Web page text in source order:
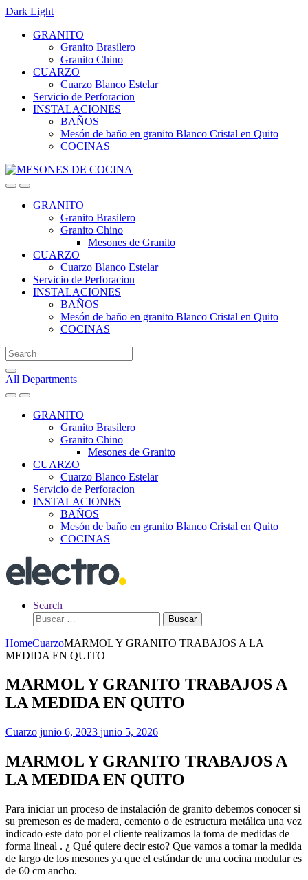
Dark Light
Skip
navigation
Skip
GRANITO
Granito Brasilero
Granito Chino
CUARZO
Cuarzo Blanco Estelar
Servicio de Perforacion
INSTALACIONES
BAÑOS
Mesón de baño en granito Blanco Cristal en Quito
COCINAS
GRANITO
Granito Brasilero
Granito Chino
Mesones de Granito
CUARZO
Cuarzo Blanco Estelar
Servicio de Perforacion
INSTALACIONES
BAÑOS
Mesón de baño en granito Blanco Cristal en Quito
COCINAS
Search
for:
All Departments
GRANITO
Granito Brasilero
Granito Chino
Mesones de Granito
CUARZO
Cuarzo Blanco Estelar
Servicio de Perforacion
INSTALACIONES
BAÑOS
Mesón de baño en granito Blanco Cristal en Quito
COCINAS
Search
Buscar:
HomeCuarzoMARMOL Y GRANITO TRABAJOS A LA
MEDIDA EN QUITO
MARMOL Y GRANITO TRABAJOS A
LA MEDIDA EN QUITO
Cuarzo junio 6, 2023 junio 5, 2026
MARMOL Y GRANITO TRABAJOS A
LA MEDIDA EN QUITO
Para iniciar un proceso de instalación de granito debemos conocer si
su premeson es de madera, cemento o de estructura metálica una vez
indicado este dato por el cliente realizamos la toma de medidas de
forma lineal . ¿ Qué quiere decir esto? Que vamos a tomar la medida
de largo de los mesones ya que el estándar de una cocina modular es
de 60 cm ancho.